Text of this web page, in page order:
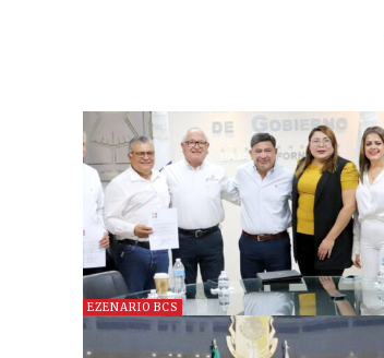
EZENARIO BCS